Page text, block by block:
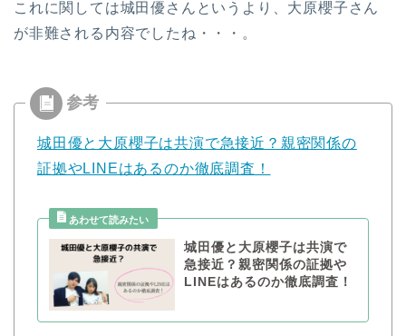
これに関しては城田優さんというより、大原櫻子さん
が非難される内容でしたね・・・。
城田優と大原櫻子は共演で急接近？親密関係の
証拠やLINEはあるのか徹底調査！
城田優と大原櫻子は共演で
急接近？親密関係の証拠や
LINEはあるのか徹底調査！